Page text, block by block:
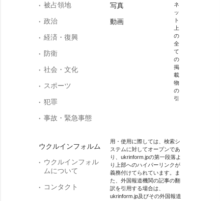
被占領地
政治
経済・復興
防衛
社会・文化
スポーツ
犯罪
事故・緊急事態
ウクルインフォルム
ウクルインフォル
ムについて
コンタクト
写真
動画
ネ
ッ
ト
上
の
全
て
の
掲
載
物
の
引
用・使用に際しては、検索シ
ステムに対してオープンであ
り、ukrinform.jpの第一段落よ
り上部へのハイパーリンクが
義務付けてられています。ま
た、外国報道機関の記事の翻
訳を引用する場合は、
ukrinform.jp及びその外国報道